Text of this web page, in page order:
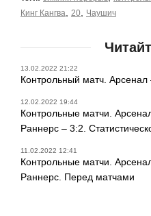
Кинг Кангва 20 Чаушич
13.02.2022 21:22
Контрольный матч.
12.02.2022 19:44
Контрольные матчи.
Раннерс – 3:2.
11.02.2022 12:41
Контрольные матчи.
Раннерс. Перед матчами